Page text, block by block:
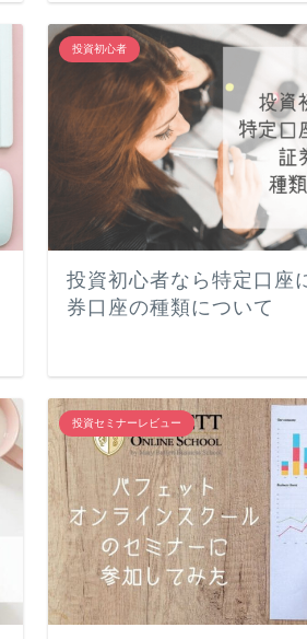
投資初心者
投資初心者なら特定口座
券口座の種類について
投資セミナーレビュー